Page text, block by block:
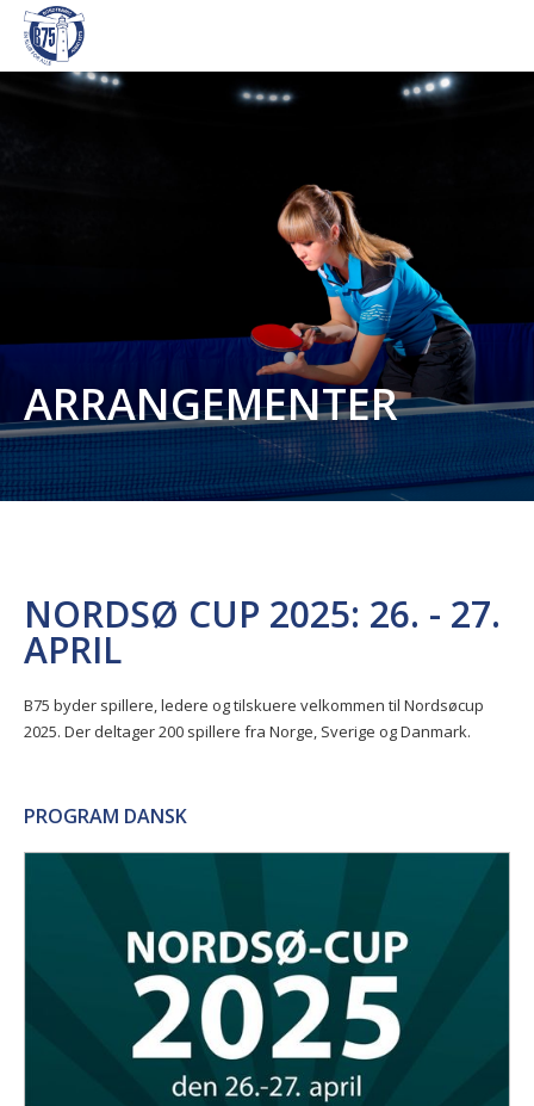
ARRANGEMENTER
NORDSØ CUP 2025: 26. - 27.
APRIL
B75 byder spillere, ledere og tilskuere velkommen til Nordsøcup
2025. Der deltager 200 spillere fra Norge, Sverige og Danmark.
PROGRAM DANSK